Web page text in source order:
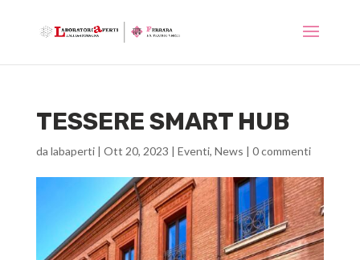
TESSERE SMART HUB
da labaperti| Ott 20, 2023 | Eventi, News | 0 commenti